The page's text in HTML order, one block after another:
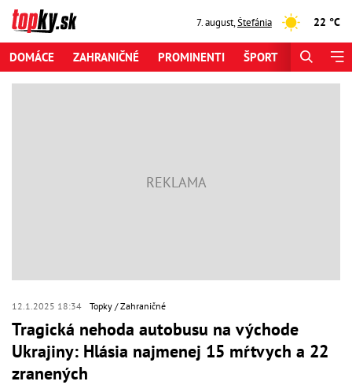
7. august,Štefánia 22 °C
DOMÁCE ZAHRANIČNÉ PROMINENTI ŠPORT
12.1.2025 18:34 Topky Zahraničné
Tragická nehoda autobusu na východe
Ukrajiny: Hlásia najmenej 15 mŕtvych a 22
zranených